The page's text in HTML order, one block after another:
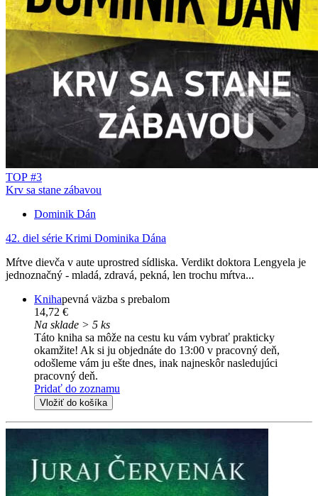
TOP #3
Krv sa stane zábavou
Dominik Dán
42. diel série Krimi Dominika Dána
Mŕtve dievča v aute uprostred sídliska. Verdikt doktora Lengyela je
jednoznačný - mladá, zdravá, pekná, len trochu mŕtva...
Knihapevná väzba s prebalom
14,72 €
Na sklade > 5 ks
Táto kniha sa môže na cestu ku vám vybrať prakticky
okamžite! Ak si ju objednáte do 13:00 v pracovný deň,
odošleme vám ju ešte dnes, inak najneskôr nasledujúci
pracovný deň.
Pridať do zoznamu
Vložiť do košíka